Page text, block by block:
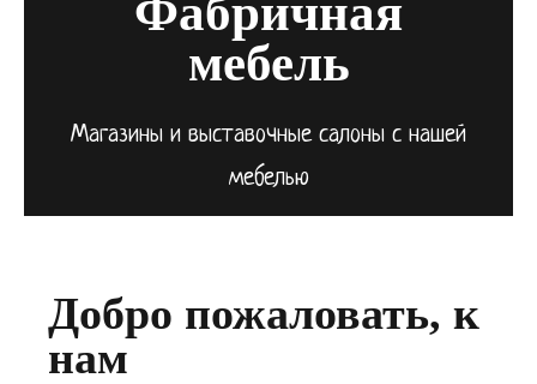
Фабричная
мебель
Магазины и выставочные салоны с нашей
мебелью
Добро пожаловать, к
нам